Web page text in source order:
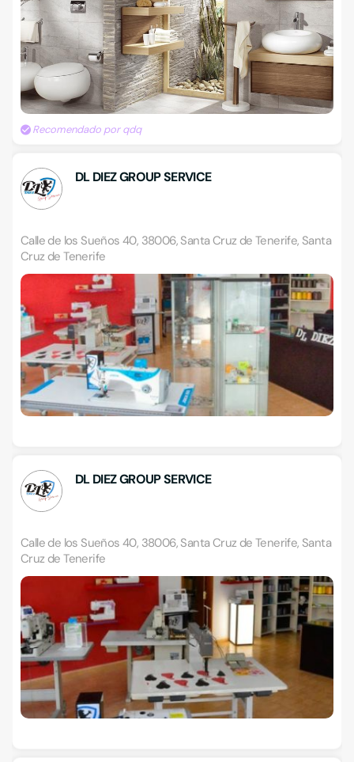
Recomendado por qdq
DL DIEZ GROUP SERVICE
Calle de los Sueños 40, 38006, Santa Cruz de Tenerife, Santa
Cruz de Tenerife
DL DIEZ GROUP SERVICE
Calle de los Sueños 40, 38006, Santa Cruz de Tenerife, Santa
Cruz de Tenerife